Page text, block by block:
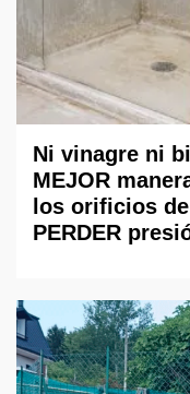
Ni vinagre ni
MEJOR
los orificios
PERDER